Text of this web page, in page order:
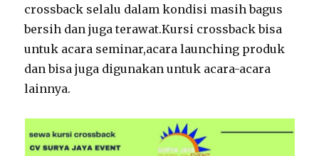
crossback selalu dalam kondisi masih bagus
bersih dan juga terawat.Kursi crossback bisa
untuk acara seminar,acara launching produk
dan bisa juga digunakan untuk acara-acara
lainnya.